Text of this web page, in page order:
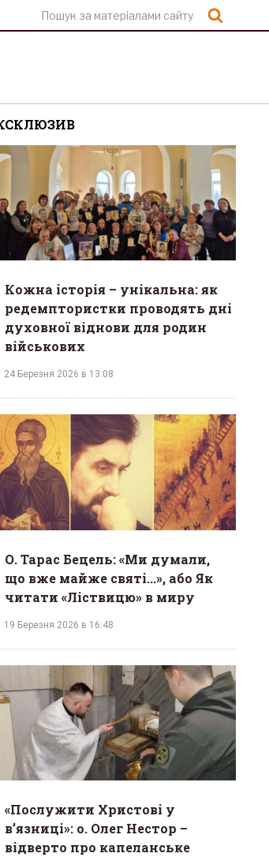
Кожна історія – унікальна: як
редемптористки проводять дні
духовної віднови для родин
військових
24 Березня 2026 в 13:08
О. Тарас Бецель: «Ми думали,
що вже майже святі...», або Як
читати «Ліствицю» в миру
19 Березня 2026 в 16:48
«Послужити Христові у
вʼязниці»: о. Олег Нестор –
відверто про капеланське